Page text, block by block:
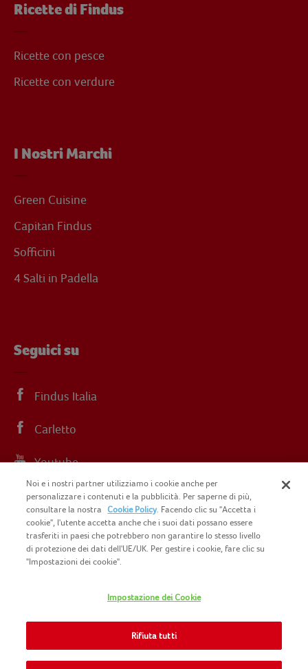
Ricette di Findus
Ricette con pesce
Ricette con verdure
I Nostri Marchi
Green Cuisine
Capitan Findus
Sofficini
4 Salti in Padella
Seguici su
Findus Italia
Carletto
Youtube
Instagram
IT07015700961
INFORMATIVA PRIVACY
SITEMAP
COOKIE POLICY
INFO LEGALI
Noi e i nostri partner utilizziamo i cookie anche per
personalizzare i contenuti e la pubblicità. Per saperne di più,
consultare la nostra
Cookie Policy. Facendo clic su "Accetta i
cookie", l'utente accetta anche che i suoi dati possano essere
trasferiti in paesi che potrebbero non garantire lo stesso livello
di protezione dei dati dell'UE/UK. Per gestire i cookie, fare clic su
"Impostazioni dei cookie".
Impostazione dei Cookie
Rifiuta tutti